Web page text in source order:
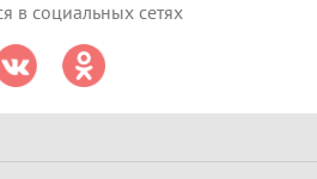
в социальных сетях